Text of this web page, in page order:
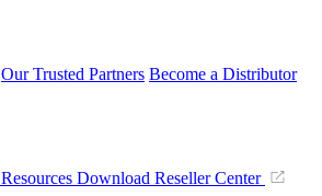
Our Trusted Partners Become a Distributor
Resources Download Reseller Center